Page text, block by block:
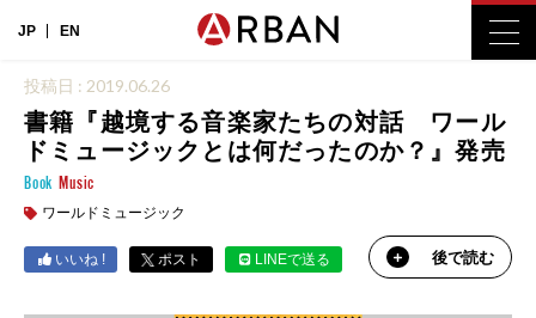
JP EN
投稿日 : 2019.06.26
書籍『越境する音楽家たちの対話 ワール
ドミュージックとは何だったのか？』発売
Book Music
ワールドミュージック
いいね ! ポスト LINEで送る 後で読む